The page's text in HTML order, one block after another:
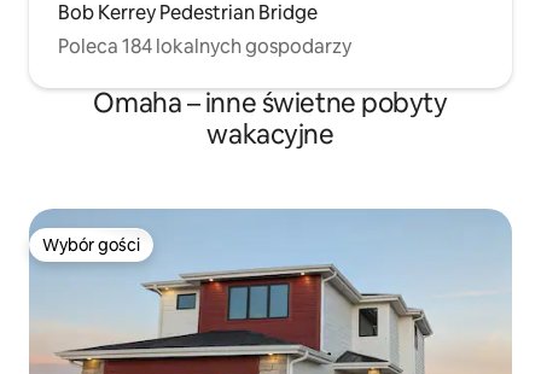
Bob Kerrey Pedestrian Bridge
Poleca 184 lokalnych gospodarzy
Omaha – inne świetne pobyty
wakacyjne
Wybór gości
Wybór gości